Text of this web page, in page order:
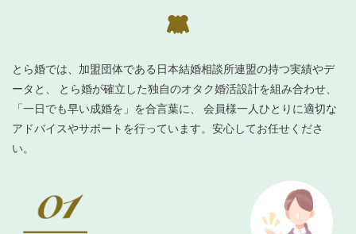
とら婚では、加盟団体である日本結婚相談所連盟の持つ実績やデ
ータと、 とら婚が確立した独自のオタク婚活設計を組み合わせ、
「一日でも早い成婚を」を合言葉に、 会員様一人ひとりに適切な
アドバイスやサポートを行っています。安心してお任せくださ
い。